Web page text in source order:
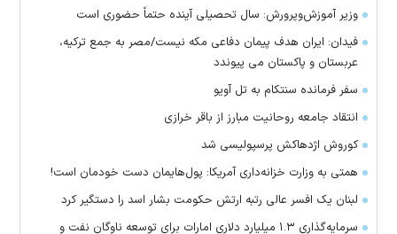
وزیر آموزش‌وپرورش: سال تحصیلی آینده حتماً حضوری است
فیدان: ایران هدف پیمان دفاعی مکه نیست/مصر به جمع ترکیه،
عربستان و پاکستان می پیوندد
سفر فرمانده سنتکام به تل آویو
انتقاد جامعه روحانیت مبارز از باقر خرازی
کوروش اژدهاکش پرسپولیسی شد
همتی به وزارت خزانه‌داری آمریکا: پول‌هایمان دست خودمان است!
لبنان یک افسر عالی رتبه ارتش حکومت بشار اسد را دستگیر کرد
سرمایه‌گذاری ۱.۳ میلیارد دلاری امارات برای توسعه ناوگان نفت و